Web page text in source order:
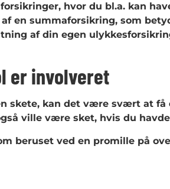
hvor du bl.a. kan
en summaforsikring, som
af din egen
er involveret
skete, kan det være svært at
ville være sket, hvis du
beruset ved en promille på